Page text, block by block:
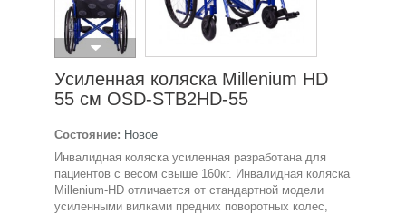
Усиленная коляска Millenium HD
55 см OSD-STB2HD-55
Состояние: Новое
Инвалидная коляска усиленная разработана для
пациентов с весом свыше 160кг. Инвалидная коляска
Millenium-HD отличается от стандартной модели
усиленными вилками предних поворотных колес,